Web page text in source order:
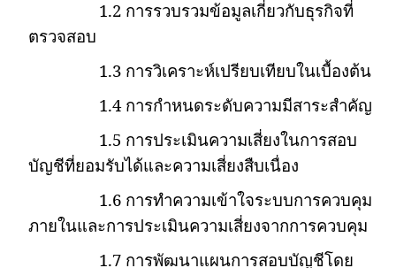
1.2 การรวบรวมข้อมูลเกี่ยวกับธุรกิจที่
ตรวจสอบ
1.3 การวิเคราะห์เปรียบเทียบในเบื้องต้น
1.4 การกำหนดระดับความมีสาระสำคัญ
1.5 การประเมินความเสี่ยงในการสอบ
บัญชีที่ยอมรับได้และความเสี่ยงสืบเนื่อง
1.6 การทำความเข้าใจระบบการควบคุม
ภายในและการประเมินความเสี่ยงจากการควบคุม
1.7 การพัฒนาแผนการสอบบัญชีโดย